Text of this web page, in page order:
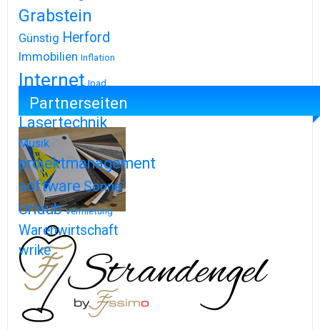
Grabstein
Günstig Herford
Immobilien Inflation
Internet Ipad
Iphone
Lasertechnik
Musik
projektmanagement
softwareSonne
Urlaub Vermietung
Warenwirtschaft
wrike
Partnerseiten